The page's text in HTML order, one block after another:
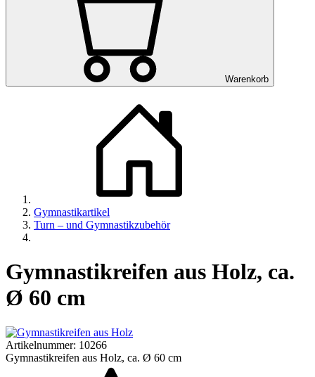
Warenkorb
Gymnastikartikel
Turn – und Gymnastikzubehör
Gymnastikreifen aus Holz, ca.
Ø 60 cm
Artikelnummer: 10266
Gymnastikreifen aus Holz, ca. Ø 60 cm